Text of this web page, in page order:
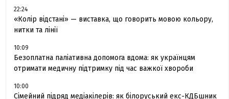
22:24
«Колір відстані» — виставка, що говорить мовою кольору,
нитки та лінії
10:09
Безоплатна паліативна допомога вдома: як українцям
отримати медичну підтримку під час важкої хвороби
10:00
Сімейний підряд медіакілерів: як білоруський екс-КДБшник